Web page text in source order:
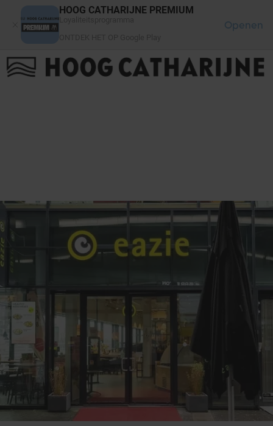
HOOG CATHARIJNE PREMIUM
Openen
FAQ
HET WINKELCENTRUM
LOG IN
Cookies beheer paneel